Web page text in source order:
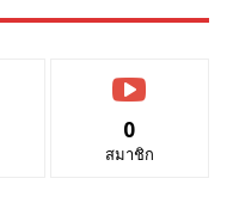
0
สมาชิก